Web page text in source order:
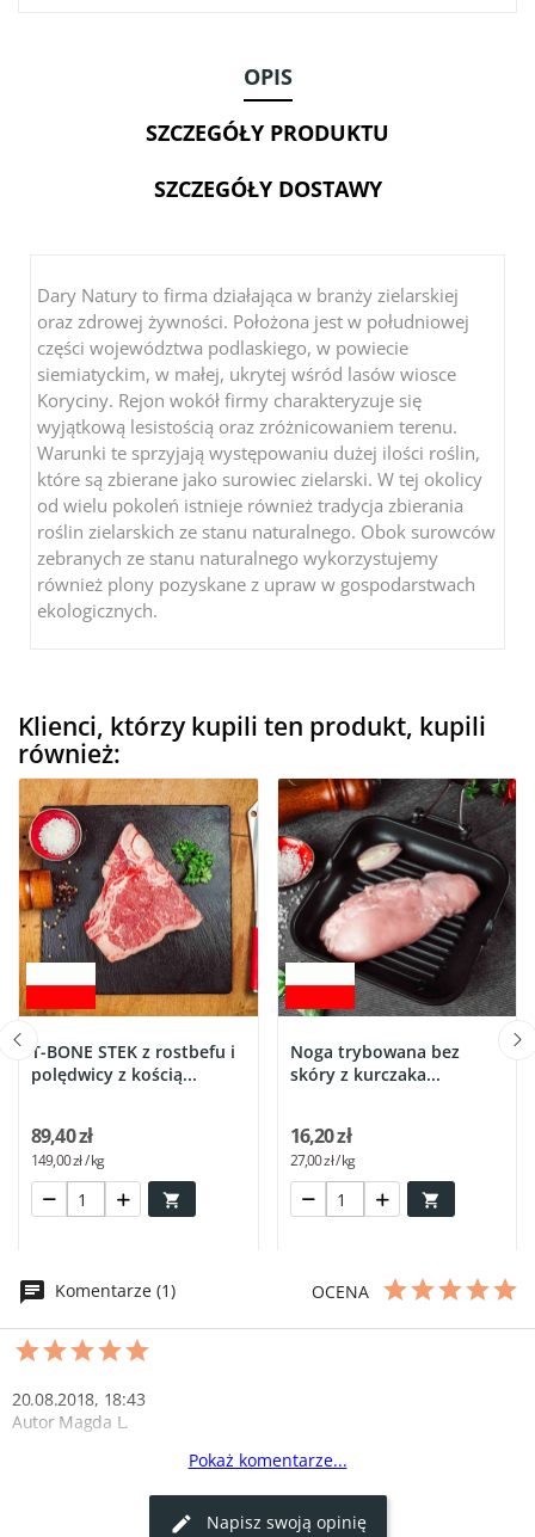
OPIS
SZCZEGÓŁY PRODUKTU
SZCZEGÓŁY DOSTAWY
Dary Natury to firma działająca w branży zielarskiej
oraz zdrowej żywności. Położona jest w południowej
części województwa podlaskiego, w powiecie
siemiatyckim, w małej, ukrytej wśród lasów wiosce
Koryciny. Rejon wokół firmy charakteryzuje się
wyjątkową lesistością oraz zróżnicowaniem terenu.
Warunki te sprzyjają występowaniu dużej ilości roślin,
które są zbierane jako surowiec zielarski. W tej okolicy
od wielu pokoleń istnieje również tradycja zbierania
roślin zielarskich ze stanu naturalnego. Obok surowców
zebranych ze stanu naturalnego wykorzystujemy
również plony pozyskane z upraw w gospodarstwach
ekologicznych.
Klienci, którzy kupili ten produkt, kupili
również:
T-BONE STEK z rostbefu i
polędwicy z kością...

89,40 zł
149,00 zł / kg
Noga trybowana bez
skóry z kurczaka...

16,20 zł
27,00 zł / kg
Komentarze (1) OCENA
20.08.2018, 18:43
Autor Magda L.
Przyprawa prowansalska to must-have w mojej kuchni. Dodaje
potrawom wyjątkowego aromatu.
Pokaż komentarze...
Napisz swoją opinię